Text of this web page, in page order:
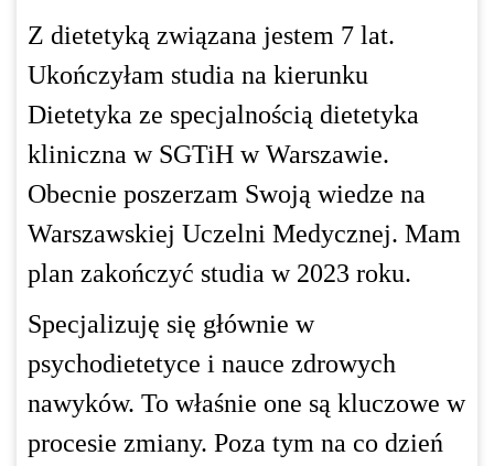
Z dietetyką związana jestem 7 lat.
Ukończyłam studia na kierunku
Dietetyka ze specjalnością dietetyka
kliniczna w SGTiH w Warszawie.
Obecnie poszerzam Swoją wiedze na
Warszawskiej Uczelni Medycznej. Mam
plan zakończyć studia w 2023 roku.
Specjalizuję się głównie w
psychodietetyce i nauce zdrowych
nawyków. To właśnie one są kluczowe w
procesie zmiany. Poza tym na co dzień